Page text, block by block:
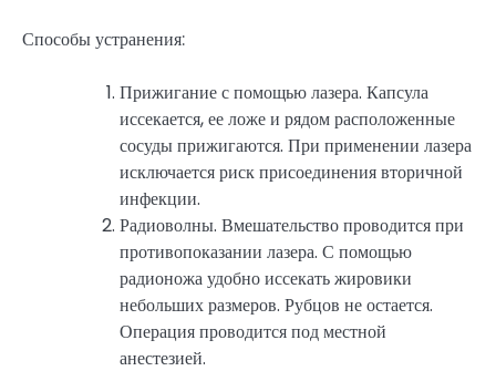
Способы устранения:
Прижигание с помощью лазера. Капсула
иссекается, ее ложе и рядом расположенные
сосуды прижигаются. При применении лазера
исключается риск присоединения вторичной
инфекции.
Радиоволны. Вмешательство проводится при
противопоказании лазера. С помощью
радионожа удобно иссекать жировики
небольших размеров. Рубцов не остается.
Операция проводится под местной
анестезией.